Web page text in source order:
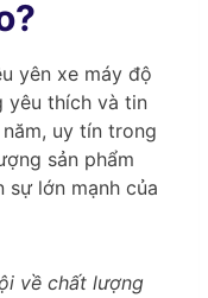
yên xe máy độ
yêu thích và tin
uy tín trong
sản phẩm
sự lớn mạnh của
về chất lượng